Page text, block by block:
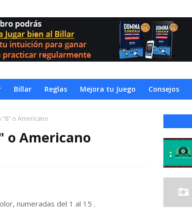
Billar Reglas Mejora tu Juego Consejos
"8" o Americano
o Americano
numeradas del 1 al 15 .